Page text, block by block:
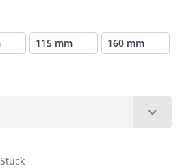
115 mm 160 mm